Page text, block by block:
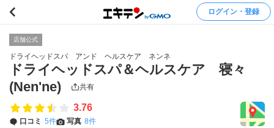
ログイン・登録
店舗公式
ドライヘッドスパ アンド ヘルスケア ネンネ
ドライヘッドスパ＆ヘルスケア 寝々
(Nen'ne)
共有
3.76
口コミ 5件 写真 8件